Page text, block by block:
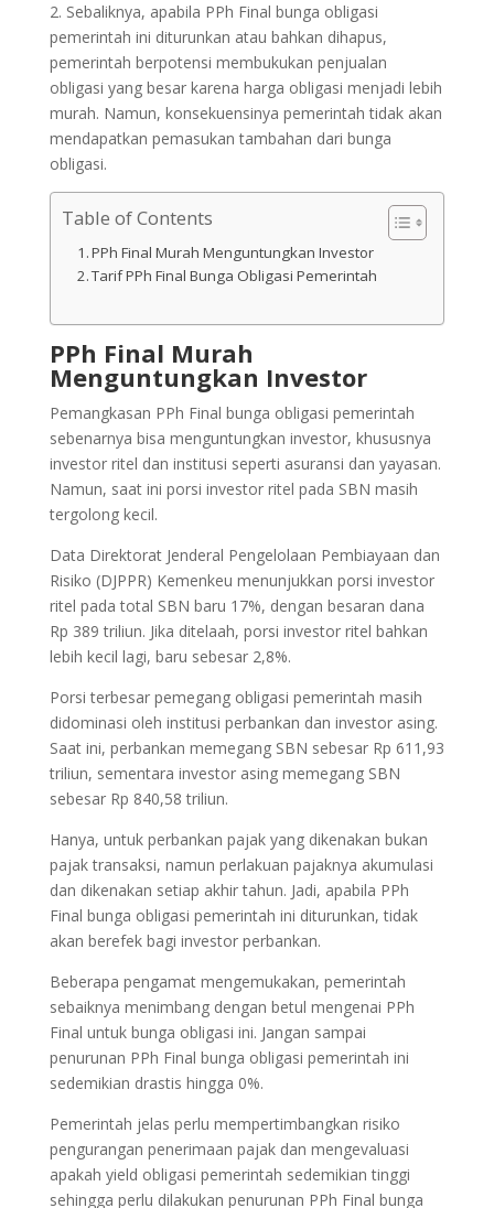
2. Sebaliknya, apabila PPh Final bunga obligasi
pemerintah ini diturunkan atau bahkan dihapus,
pemerintah berpotensi membukukan penjualan
obligasi yang besar karena harga obligasi menjadi lebih
murah. Namun, konsekuensinya pemerintah tidak akan
mendapatkan pemasukan tambahan dari bunga
obligasi.
Table of Contents
PPh Final Murah Menguntungkan Investor
Tarif PPh Final Bunga Obligasi Pemerintah
PPh Final Murah
Menguntungkan Investor
Pemangkasan PPh Final bunga obligasi pemerintah
sebenarnya bisa menguntungkan investor, khususnya
investor ritel dan institusi seperti asuransi dan yayasan.
Namun, saat ini porsi investor ritel pada SBN masih
tergolong kecil.
Data Direktorat Jenderal Pengelolaan Pembiayaan dan
Risiko (DJPPR) Kemenkeu menunjukkan porsi investor
ritel pada total SBN baru 17%, dengan besaran dana
Rp 389 triliun. Jika ditelaah, porsi investor ritel bahkan
lebih kecil lagi, baru sebesar 2,8%.
Porsi terbesar pemegang obligasi pemerintah masih
didominasi oleh institusi perbankan dan investor asing.
Saat ini, perbankan memegang SBN sebesar Rp 611,93
triliun, sementara investor asing memegang SBN
sebesar Rp 840,58 triliun.
Hanya, untuk perbankan pajak yang dikenakan bukan
pajak transaksi, namun perlakuan pajaknya akumulasi
dan dikenakan setiap akhir tahun. Jadi, apabila PPh
Final bunga obligasi pemerintah ini diturunkan, tidak
akan berefek bagi investor perbankan.
Beberapa pengamat mengemukakan, pemerintah
sebaiknya menimbang dengan betul mengenai PPh
Final untuk bunga obligasi ini. Jangan sampai
penurunan PPh Final bunga obligasi pemerintah ini
sedemikian drastis hingga 0%.
Pemerintah jelas perlu mempertimbangkan risiko
pengurangan penerimaan pajak dan mengevaluasi
apakah yield obligasi pemerintah sedemikian tinggi
sehingga perlu dilakukan penurunan PPh Final bunga